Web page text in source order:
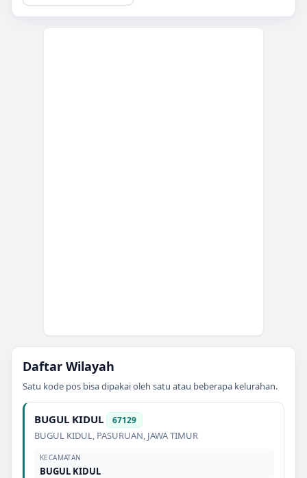
Daftar Wilayah
Satu kode pos bisa dipakai oleh satu atau beberapa kelurahan.
BUGUL KIDUL 67129
BUGUL KIDUL, PASURUAN, JAWA TIMUR
KECAMATAN
BUGUL KIDUL